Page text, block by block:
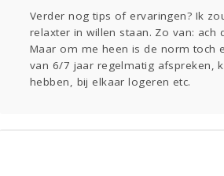
Verder nog tips of ervaringen? Ik
relaxter in willen staan. Zo van: ach
Maar om me heen is de norm toch
van 6/7 jaar regelmatig afspreken,
hebben, bij elkaar logeren etc.